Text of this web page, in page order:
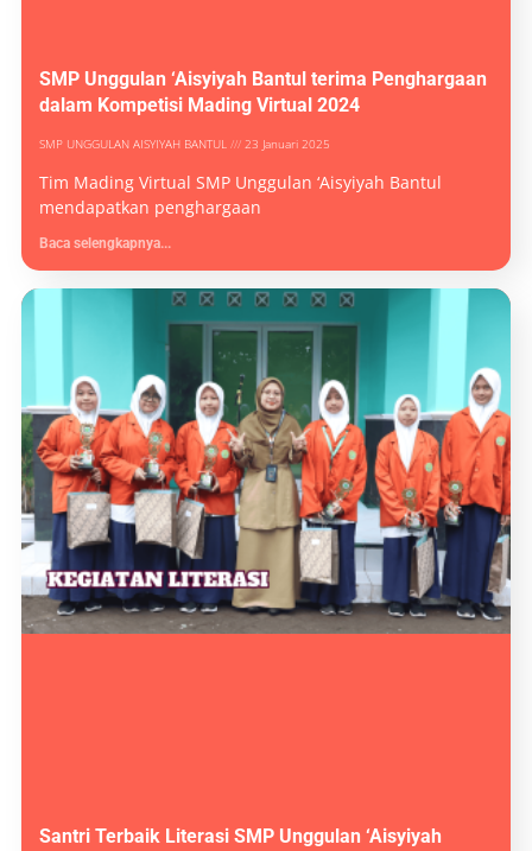
SMP Unggulan ‘Aisyiyah Bantul terima Penghargaan
dalam Kompetisi Mading Virtual 2024
SMP UNGGULAN AISYIYAH BANTUL 23 Januari 2025
Tim Mading Virtual SMP Unggulan ‘Aisyiyah Bantul
mendapatkan penghargaan
Baca selengkapnya...
Santri Terbaik Literasi SMP Unggulan ‘Aisyiyah